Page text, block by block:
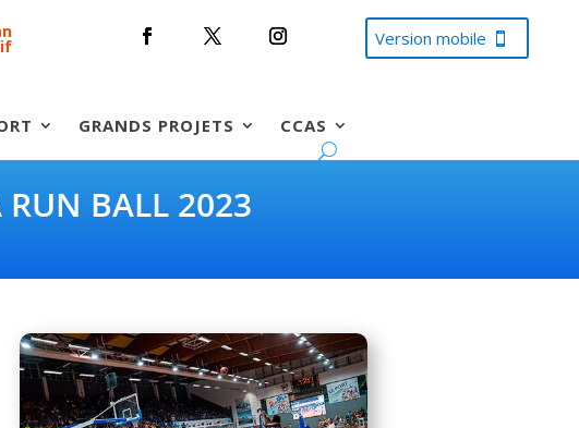
Version mobile
GRANDS PROJETS CCAS
RUN BALL 2023